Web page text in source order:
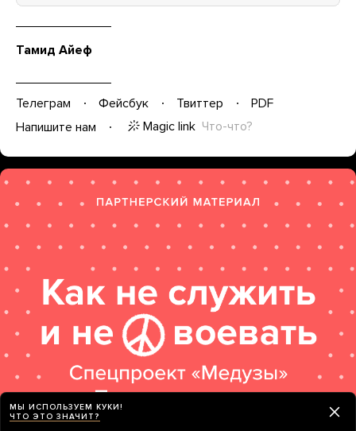
Тамид Айеф
Телеграм Фейсбук Твиттер
PDF
Напишите нам
Magic link Что-что?
МЫ ИСПОЛЬЗУЕМ КУКИ!
ЧТО ЭТО ЗНАЧИТ?